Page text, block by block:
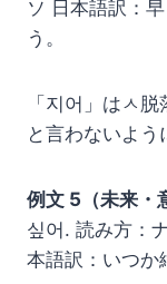
ソ 日本語訳：
う。
「지어」はㅅ
と言わないよう
例文 5（未来・
싶어. 読み方：
本語訳：いつか